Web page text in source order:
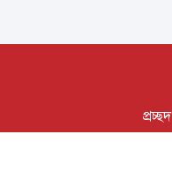
প্রচ্ছদ